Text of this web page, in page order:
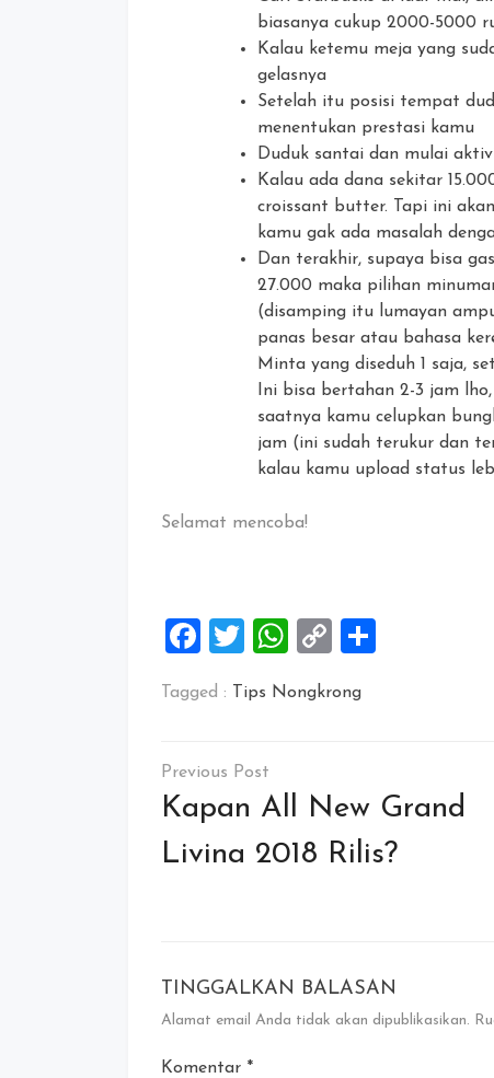
biasanya cukup 2000-5000
Kalau ketemu meja yang
gelasnya
Setelah itu posisi tempat
menentukan prestasi kamu
Duduk santai dan mulai
Kalau ada dana sekitar
croissant butter. Tapi ini
kamu gak ada masalah
Dan terakhir, supaya bisa
27.000 maka pilihan
(disamping itu lumayan
panas besar atau bahasa
Minta yang diseduh 1 saja,
Ini bisa bertahan 2-3 jam
saatnya kamu celupkan
jam (ini sudah terukur dan
kalau kamu upload status
Selamat mencoba!
Facebook
TwitterWhatsApp
Copy
Tagged : Tips Nongkrong
Navigasi
pos
Kapan All New Grand
Livina 2018 Rilis?
TINGGALKAN BALASAN
Alamat email Anda tidak akan dipublikasikan.
Komentar *